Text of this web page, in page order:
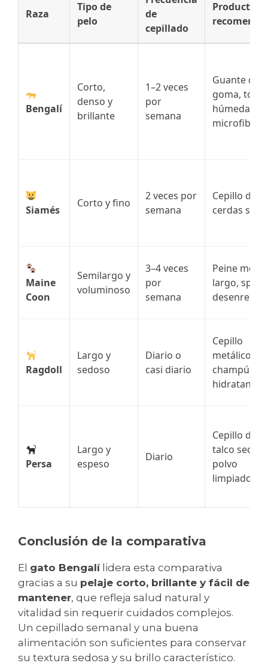
Raza
Tipo de
pelo
de
cepillado
Productos
Bengalí
Corto,
denso y
brillante
1–2 veces
por
semana
Guante de
goma, toalla
húmeda de
microfibra
Siamés
Corto y fino
2 veces por
semana
Cepillo de
cerdas
Maine
Coon
Semilargo y
voluminoso
3–4 veces
por
semana
Peine
largo, spray
Ragdoll
Largo y
sedoso
Diario o
casi diario
Cepillo
metálico,
champú
hidratante
Persa
Largo y
espeso
Diario
Cepillo
talco seco o
polvo
limpiador
Conclusión de la comparativa
El gato Bengalílidera esta comparativa
gracias a su pelaje corto, brillante y fácil de
mantener, que refleja salud natural y
vitalidad sin requerir cuidados complejos.
Un cepillado semanal y una buena
alimentación son suficientes para conservar
su textura sedosa y su brillo característico.